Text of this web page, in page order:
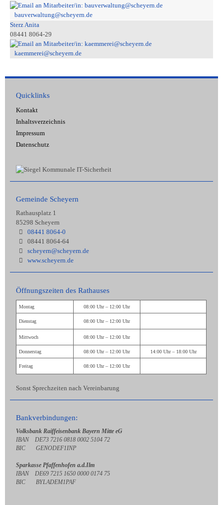
bauverwaltung@scheyern.de
Sterz Anita
08441 8064-29
kaemmerei@scheyern.de
Quicklinks
Kontakt
Inhaltsverzeichnis
Impressum
Datenschutz
Gemeinde Scheyern
Rathausplatz 1
85298 Scheyern
08441 8064-0
08441 8064-64
scheyern@scheyern.de
www.scheyern.de
Öffnungszeiten des Rathauses
Montag 08:00 Uhr – 12:00 Uhr
Dienstag 08:00 Uhr – 12:00 Uhr
Mittwoch 08:00 Uhr – 12:00 Uhr
Donnerstag 08:00 Uhr – 12:00 Uhr 14:00 Uhr – 18:00 Uhr
Freitag 08:00 Uhr – 12:00 Uhr
Sonst Sprechzeiten nach Vereinbarung
Bankverbindungen:
Volksbank Raiffeisenbank Bayern Mitte eG
IBAN DE73 7216 0818 0002 5104 72
BIC GENODEF1INP
Sparkasse Pfaffenhofen a.d.Ilm
IBAN DE69 7215 1650 0000 0174 75
BIC BYLADEM1PAF